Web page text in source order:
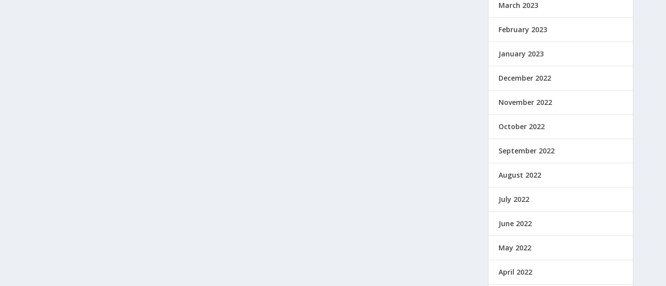
March 2023
February 2023
January 2023
December 2022
November 2022
October 2022
September 2022
August 2022
July 2022
June 2022
May 2022
April 2022